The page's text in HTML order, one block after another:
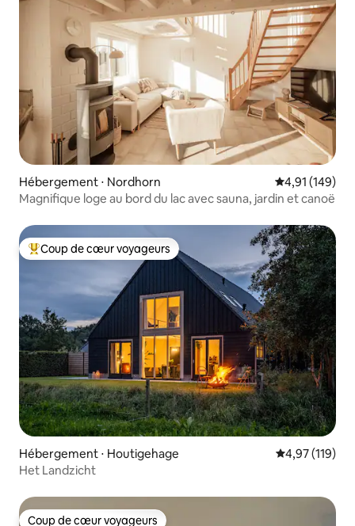
Hébergement ⋅ Nordhorn Évaluation
4,91 (149)
Magnifique loge au bord du lac avec sauna, jardin et canoë
Coups de cœur voyageurs les plus appréciés
Coup de cœur voyageurs
Hébergement ⋅ Houtigehage Évaluation
4,97 (119)
Het Landzicht
Coup de cœur voyageurs